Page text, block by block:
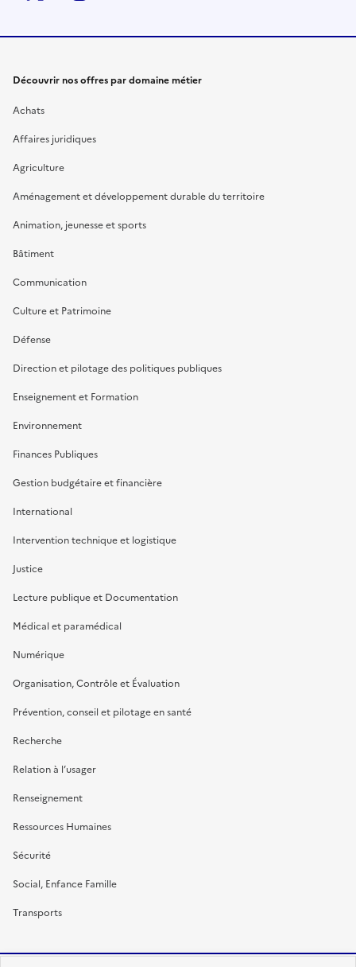
Découvrir nos offres par domaine métier
Achats
Affaires juridiques
Agriculture
Aménagement et développement durable du territoire
Animation, jeunesse et sports
Bâtiment
Communication
Culture et Patrimoine
Défense
Direction et pilotage des politiques publiques
Enseignement et Formation
Environnement
Finances Publiques
Gestion budgétaire et financière
International
Intervention technique et logistique
Justice
Lecture publique et Documentation
Médical et paramédical
Numérique
Organisation, Contrôle et Évaluation
Prévention, conseil et pilotage en santé
Recherche
Relation à l’usager
Renseignement
Ressources Humaines
Sécurité
Social, Enfance Famille
Transports